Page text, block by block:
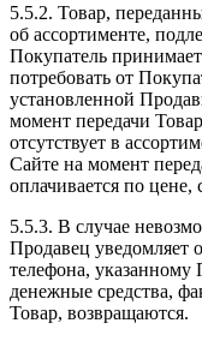
5.5.2. Товар,
об ассортименте,
Покупатель
потребовать от
установленной
момент передачи
отсутствует в
Сайте на момент
оплачивается по
5.5.3. В случае
Продавец уведомляет
телефона, указанному
денежные средства,
Товар, возвращаются.